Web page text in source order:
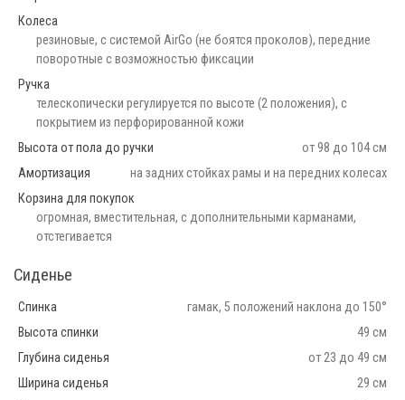
Колеса
резиновые, c системой AirGo (не боятся проколов), передние
поворотные с возможностью фиксации
Ручка
телескопически регулируется по высоте (2 положения), с
покрытием из перфорированной кожи
Высота от пола до ручки
от 98 до 104 см
Амортизация
на задних стойках рамы и на передних колесах
Корзина для покупок
огромная, вместительная, с дополнительными карманами,
отстегивается
Сиденье
Спинка
гамак, 5 положений наклона до 150°
Высота спинки
49 см
Глубина сиденья
от 23 до 49 см
Ширина сиденья
29 см